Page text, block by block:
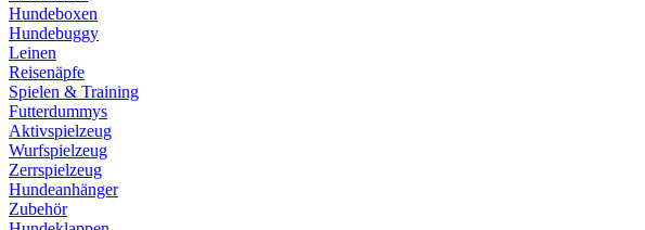
Hundeboxen
Hundebuggy
Leinen
Reisenäpfe
Spielen & Training
Futterdummys
Aktivspielzeug
Wurfspielzeug
Zerrspielzeug
Hundeanhänger
Zubehör